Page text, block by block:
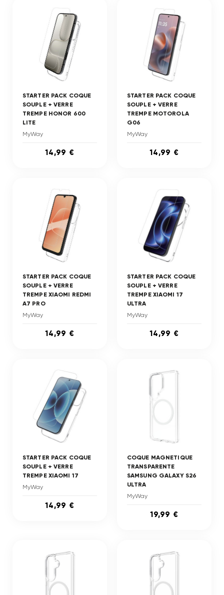
STARTER PACK COQUE
SOUPLE + VERRE
TREMPE HONOR 600
LITE
MyWay
14,99 €
STARTER PACK COQUE
SOUPLE + VERRE
TREMPE MOTOROLA
G06
MyWay
14,99 €
STARTER PACK COQUE
SOUPLE + VERRE
TREMPE XIAOMI REDMI
A7 PRO
MyWay
14,99 €
STARTER PACK COQUE
SOUPLE + VERRE
TREMPE XIAOMI 17
ULTRA
MyWay
14,99 €
STARTER PACK COQUE
SOUPLE + VERRE
TREMPE XIAOMI 17
MyWay
14,99 €
COQUE MAGNETIQUE
TRANSPARENTE
SAMSUNG GALAXY S26
ULTRA
MyWay
19,99 €